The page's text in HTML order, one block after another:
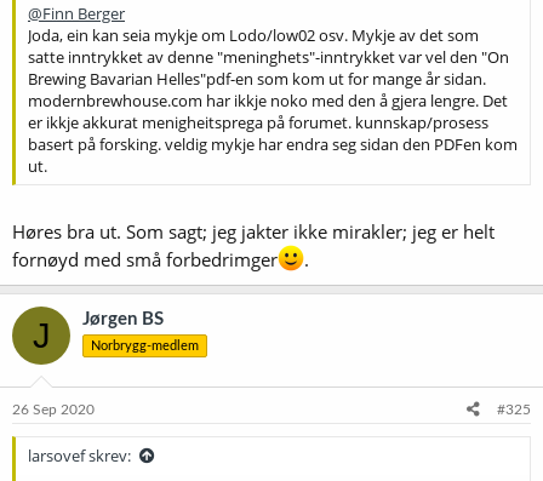
@Finn Berger
Joda, ein kan seia mykje om Lodo/low02 osv. Mykje av det som
satte inntrykket av denne "meninghets"-inntrykket var vel den "On
Brewing Bavarian Helles"pdf-en som kom ut for mange år sidan.
modernbrewhouse.com har ikkje noko med den å gjera lengre. Det
er ikkje akkurat menigheitsprega på forumet. kunnskap/prosess
basert på forsking. veldig mykje har endra seg sidan den PDFen kom
ut.
Høres bra ut. Som sagt; jeg jakter ikke mirakler; jeg er helt
fornøyd med små forbedrimger
.
J Jørgen BS
Norbrygg-medlem
26 Sep 2020 #325
larsovef skrev: